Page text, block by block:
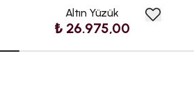
Altın Yüzük
₺ 26.975,00